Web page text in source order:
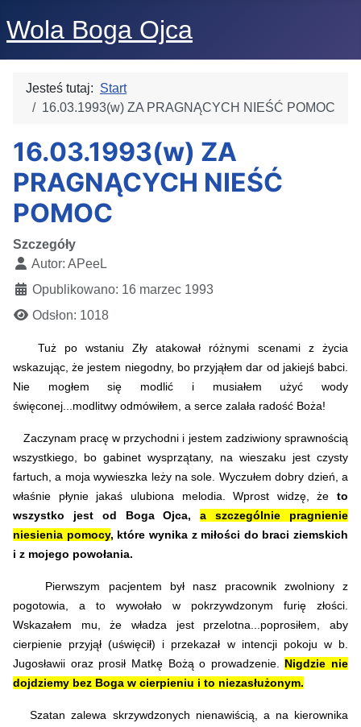
Wola Boga Ojca
Jesteś tutaj: Start
16.03.1993(w) ZA PRAGNĄCYCH NIEŚĆ POMOC
16.03.1993(w) ZA
PRAGNĄCYCH NIEŚĆ
POMOC
Szczegóły
Autor: APeeL
Opublikowano: 16 marzec 1993
Odsłon: 1018
Tuż po wstaniu Zły atakował różnymi scenami z życia
wskazując, że jestem niegodny, bo przyjąłem dar od jakiejś babci.
Nie mogłem się modlić i musiałem użyć wody
święconej...modlitwy odmówiłem, a serce zalała radość Boża!
Zaczynam pracę w przychodni i jestem zadziwiony sprawnością
wszystkiego, bo gabinet wysprzątany, na wieszaku jest czysty
fartuch, a moja wywieszka leży na sole. Wyczułem dobry dzień, a
właśnie płynie jakaś ulubiona melodia. Wprost widzę, że to
wszystko jest od Boga Ojca,a szczególnie pragnienie
niesienia pomocy, które wynika z miłości do braci ziemskich
i z mojego powołania.
Pierwszym pacjentem był nasz pracownik zwolniony z
pogotowia, a to wywołało w pokrzywdzonym furię złości.
Wskazałem mu, że władza jest przelotna...poprosiłem, aby
cierpienie przyjął (uświęcił) i przekazał w intencji pokoju w b.
Jugosławii oraz prosił Matkę Bożą o prowadzenie. Nigdzie nie
dojdziemy bez Boga w cierpieniu i to niezasłużonym.
Szatan zalewa skrzywdzonych nienawiścią, a na kierownika